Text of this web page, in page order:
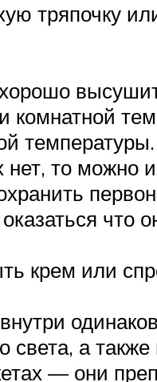
тряпочку
температуры.
то можно
что
крем или
а также
— они